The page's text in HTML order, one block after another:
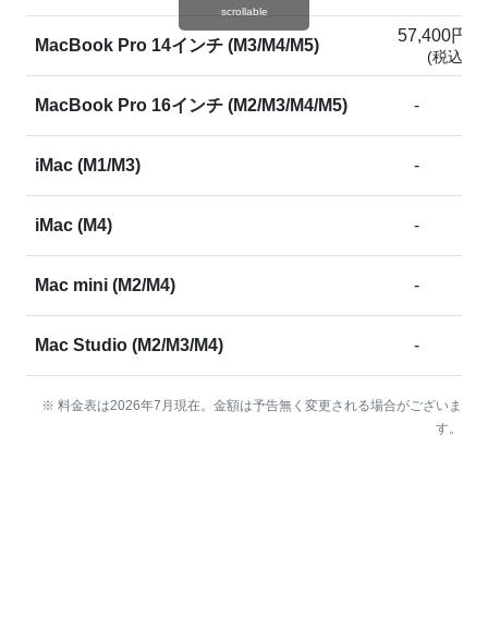
MacBook Pro 14インチ (M3/M4/M5)
57,400円
(税込)
MacBook Pro 16インチ (M2/M3/M4/M5) -
iMac (M1/M3) -
iMac (M4) -
Mac mini (M2/M4) -
Mac Studio (M2/M3/M4) -
scrollable
※ 料金表は2026年7月現在。金額は予告無く変更される場合がございま
す。